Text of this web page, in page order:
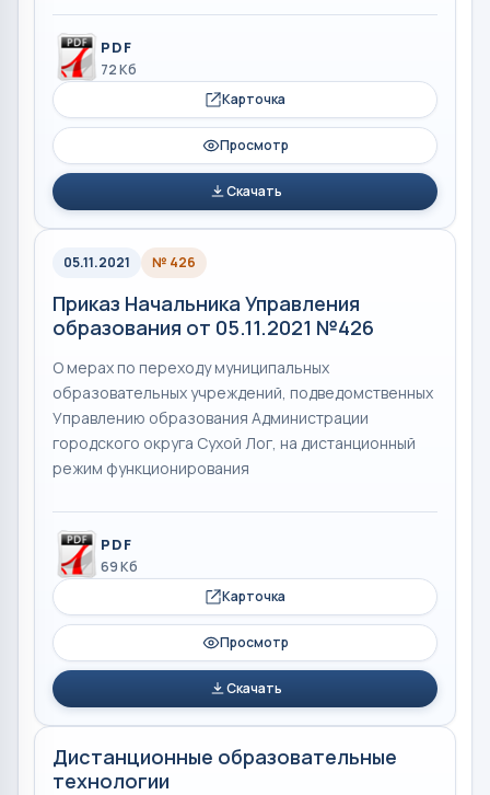
PDF
72 Кб
Карточка
Просмотр
Скачать
05.11.2021 № 426
Приказ Начальника Управления
образования от 05.11.2021 №426
О мерах по переходу муниципальных
образовательных учреждений, подведомственных
Управлению образования Администрации
городского округа Сухой Лог, на дистанционный
режим функционирования
PDF
69 Кб
Карточка
Просмотр
Скачать
Дистанционные образовательные
технологии